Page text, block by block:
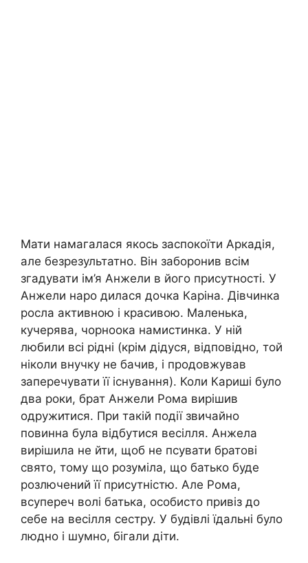
Мати намагалася якось заспокоїти Аркадія,
але безрезультатно. Він заборонив всім
згадувати ім’я Анжели в його присутності. У
Анжели наро дилася дочка Каріна. Дівчинка
росла активною і красивою. Маленька,
кучерява, чорноока намистинка. У ній
любили всі рідні (крім дідуся, відповідно, той
ніколи внучку не бачив, і продовжував
заперечувати її існування). Коли Кариші було
два роки, брат Анжели Рома вирішив
одружитися. При такій події звичайно
повинна була відбутися весілля. Анжела
вирішила не йти, щоб не псувати братові
свято, тому що розуміла, що батько буде
розлючений її присутністю. Але Рома,
всупереч волі батька, особисто привіз до
себе на весілля сестру. У будівлі їдальні було
людно і шумно, бігали діти.